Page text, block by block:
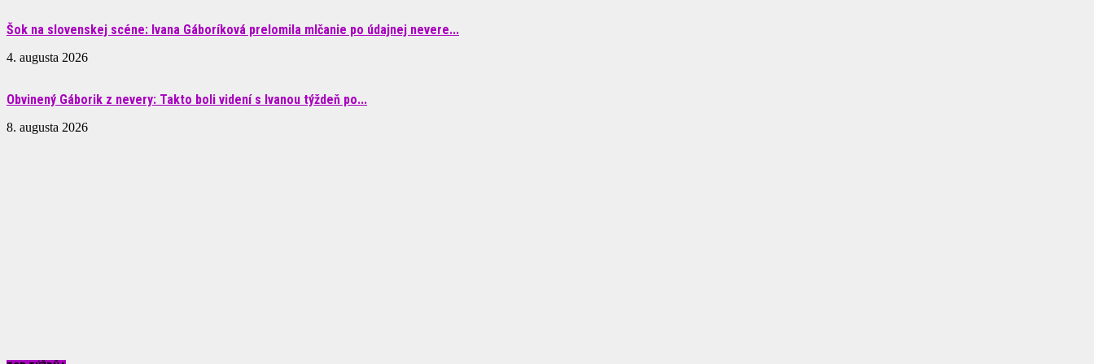
Šok na slovenskej scéne: Ivana Gáboríková prelomila mlčanie po údajnej nevere...
4. augusta 2026
Obvinený Gáborik z nevery: Takto boli videní s Ivanou týždeň po...
8. augusta 2026